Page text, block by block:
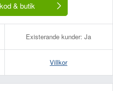
& butik
Existerande kunder: Ja
Villkor